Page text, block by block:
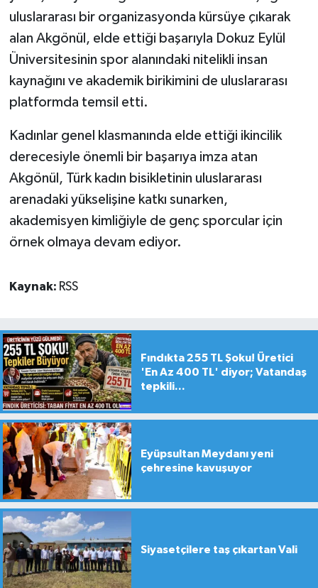
uluslararası bir organizasyonda kürsüye çıkarak
alan Akgönül, elde ettiği başarıyla Dokuz Eylül
Üniversitesinin spor alanındaki nitelikli insan
kaynağını ve akademik birikimini de uluslararası
platformda temsil etti.
Kadınlar genel klasmanında elde ettiği ikincilik
derecesiyle önemli bir başarıya imza atan
Akgönül, Türk kadın bisikletinin uluslararası
arenadaki yükselişine katkı sunarken,
akademisyen kimliğiyle de genç sporcular için
örnek olmaya devam ediyor.
Kaynak: RSS
Fındıkta 255 TL Şoku! Üretici
'En Az 400 TL' diyor; Vatandaş
tepkili...
Eyüpsultan Meydanı yeni
çehresine kavuşuyor
Siyasetçilere taş çıkartan Vali